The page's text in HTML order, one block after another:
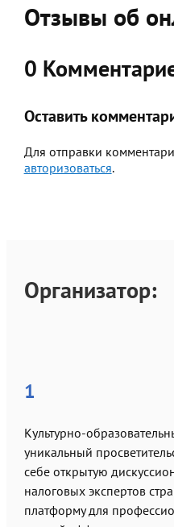
Отзывы об
0
Оставить
Для отправки
авторизоваться.
Организатор:
1
Культурно-
уникальный
себе открытую
налоговых экспертов
платформу для